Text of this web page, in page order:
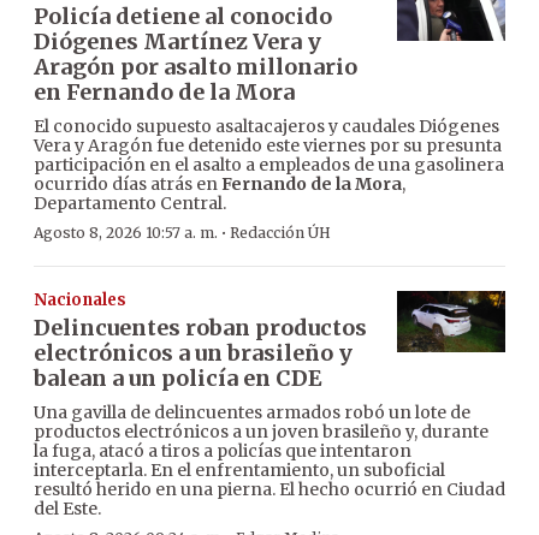
Policía detiene al conocido
Diógenes Martínez Vera y
Aragón por asalto millonario
en Fernando de la Mora
El conocido supuesto asaltacajeros y caudales Diógenes
Vera y Aragón fue detenido este viernes por su presunta
participación en el asalto a empleados de una gasolinera
ocurrido días atrás enFernando de la Mora,
Departamento Central.
Agosto 8, 2026 10:57 a. m. · Redacción ÚH
Nacionales
Delincuentes roban productos
electrónicos a un brasileño y
balean a un policía en CDE
Una gavilla de delincuentes armados robó un lote de
productos electrónicos a un joven brasileño y, durante
la fuga, atacó a tiros a policías que intentaron
interceptarla. En el enfrentamiento, un suboficial
resultó herido en una pierna. El hecho ocurrió en Ciudad
del Este.